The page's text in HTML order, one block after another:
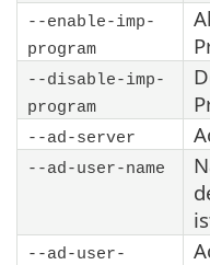
--enable-imp-
program
--disable-imp-
program
--ad-server
--ad-user-name
--ad-user-